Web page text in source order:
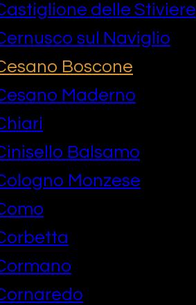
delle Stiviere
sul Naviglio
Boscone
Maderno
Balsamo
Monzese